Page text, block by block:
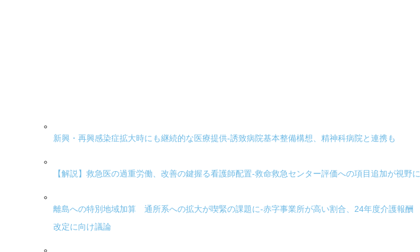
新興・再興感染症拡大時にも継続的な医療提供-誘致病院基本整備構想、精神科病院と連携も
【解説】救急医の過重労働、改善の鍵握る看護師配置-救命救急センター評価への項目追加が視野に
離島への特別地域加算 通所系への拡大が喫緊の課題に-赤字事業所が高い割合、24年度介護報酬
改定に向け議論